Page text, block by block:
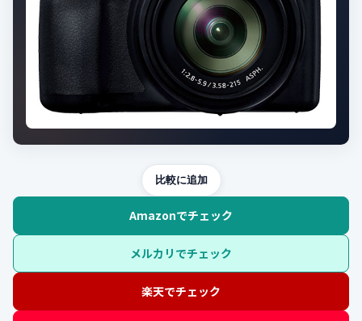
比較に追加
Amazonでチェック
メルカリでチェック
楽天でチェック